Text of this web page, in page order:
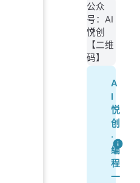
公众
号：AI
悦创
【二维
码】
A
I
悦
创
·
编
程
一